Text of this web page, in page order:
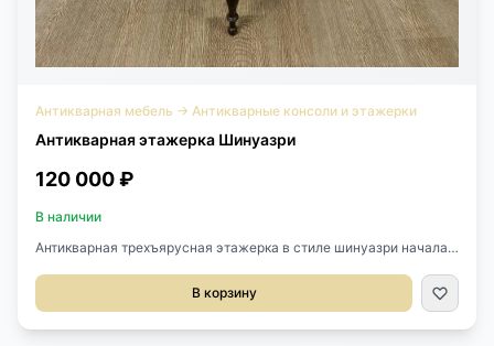
Антикварная мебель → Антикварные консоли и этажерки
Антикварная этажерка Шинуазри
120 000 ₽
В наличии
Антикварная трехъярусная этажерка в стиле шинуазри начала
В корзину